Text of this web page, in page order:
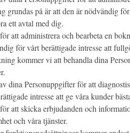
grundas på är att den är nödvändig
ett avtal med dig.
att administrera och bearbeta en
för vårt berättigade intresse att
kommer vi att behandla dina
dina Personuppgifter för att
intresse att ge våra kunder
att skicka erbjudanden och
och våra tjänster.